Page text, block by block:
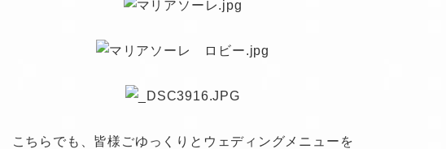
こちらでも、皆様ごゆっくりとウェディングメニューを